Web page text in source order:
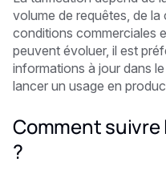
volume de requêtes, de
conditions commerciales
peuvent évoluer, il est
informations à jour dans
lancer un usage en
Comment suivre
?